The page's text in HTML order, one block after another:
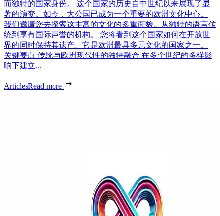
而独特的国家身份。 这个国家的历史自中世纪以来展现了显
著的演变。如今，大公国已成为一个重要的欧洲文化中心。
我们邀请您去探索这丰富的文化的多重面貌。从独特的语言传
统到享有国际声誉的机构。 您将看到这个国家如何在开放世
界的同时保持其遗产。它是欧洲最具多元文化的国家之一。
关键要点 传统与欧洲现代性的独特融合 在多个世纪的多样影
响下建立...
ArticlesRead more